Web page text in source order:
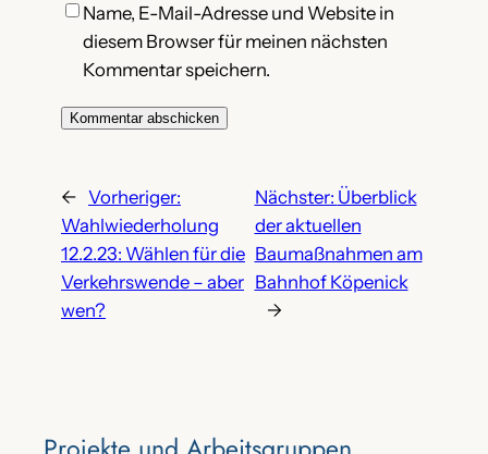
Name, E-Mail-Adresse und Website in
diesem Browser für meinen nächsten
Kommentar speichern.
← Vorheriger:
Wahlwiederholung
12.2.23: Wählen für die
Verkehrswende – aber
wen?
Nächster: Überblick
der aktuellen
Baumaßnahmen am
Bahnhof Köpenick
→